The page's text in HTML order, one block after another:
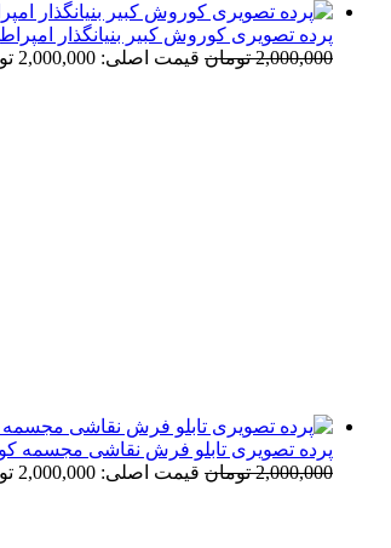
پرده تصویری کوروش کبیر بنیانگذار
2,000,000 تومان قیمت اصلی: 2,000,000 تومان بود.
پرده تصویری تابلو فرش نقاشی مجسمه
2,000,000 تومان قیمت اصلی: 2,000,000 تومان بود.